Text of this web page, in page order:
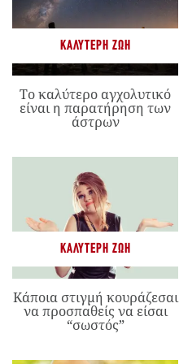
ΚΑΛΎΤΕΡΗ ΖΩΉ
Το καλύτερο αγχολυτικό
είναι η παρατήρηση των
άστρων
ΚΑΛΎΤΕΡΗ ΖΩΉ
Κάποια στιγμή κουράζεσαι
να προσπαθείς να είσαι
“σωστός”